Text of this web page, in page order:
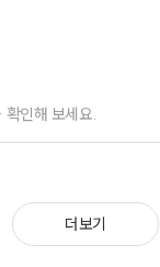
확인해 보세요.
더보기